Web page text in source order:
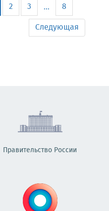
2 3 ...
8
Следующая
Правительство России